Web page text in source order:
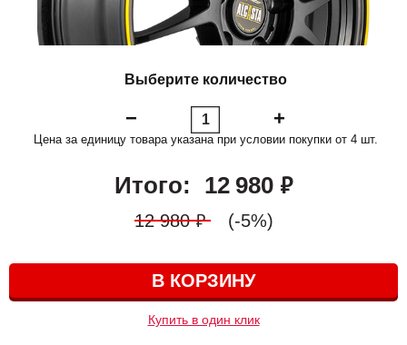
Цена за единицу товара указана при условии покупки от 4 шт.
Итого: 12 980 руб.
12 980 руб. (-5%)
В КОРЗИНУ
Купить в один клик